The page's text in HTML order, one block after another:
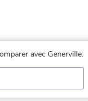
avec Generville: